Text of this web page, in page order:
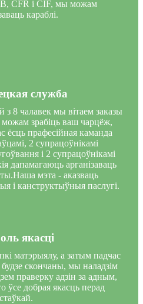
CFR і CIF, мы можам
караблі.
служба
з 8 чалавек мы вітаем заказы
зрабіць ваш чарцёж,
ёсць прафесійная каманда
2 супрацоўнікамі
і 2 супрацоўнікамі
дапамагаюць арганізаваць
мэта - аказваць
і канструктыўныя паслугі.
якасці
матэрыялу, а затым падчас
будзе скончаны, мы наладзім
праверку адзін за адным,
ўсе добрая якасць перад